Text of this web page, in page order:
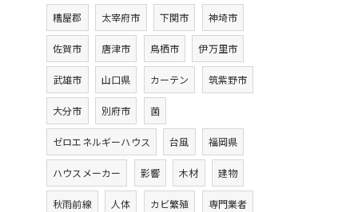
糟屋郡 太宰府市 下関市 神埼市
佐賀市 唐津市 鳥栖市 伊万里市
武雄市 山口県 カーテン 筑紫野市
大分市 別府市 菌
ゼロエネルギーハウス 台風 福岡県
ハウスメーカー 影響 木材 建物
秋雨前線 人体 カビ繁殖 専門業者